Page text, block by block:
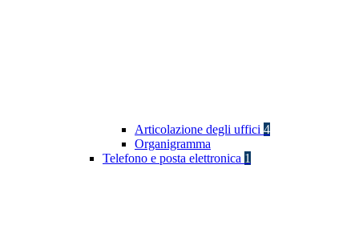
Articolazione degli uffici 4
Organigramma
Telefono e posta elettronica 1